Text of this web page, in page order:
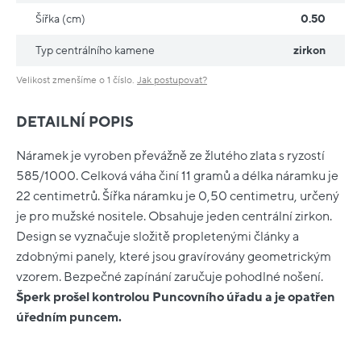
DETAILNÍ POPIS
Náramek je vyroben převážně ze žlutého zlata s ryzostí
585/1000. Celková váha činí 11 gramů a délka náramku je
22 centimetrů. Šířka náramku je 0,50 centimetru, určený
je pro mužské nositele. Obsahuje jeden centrální zirkon.
Design se vyznačuje složitě propletenými články a
zdobnými panely, které jsou gravírovány geometrickým
vzorem. Bezpečné zapínání zaručuje pohodlné nošení.
Šperk prošel kontrolou Puncovního úřadu a je opatřen
úředním puncem.
Šířka (cm) 0.50
Typ centrálního kamene zirkon
Velikost zmenšíme o 1 číslo. Jak postupovat?